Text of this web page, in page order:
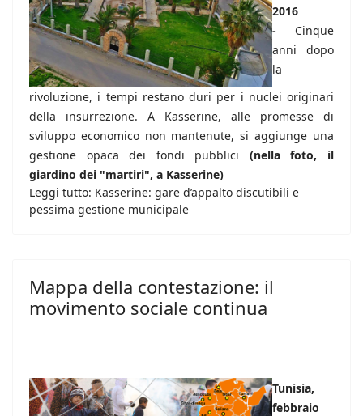
2016
- Cinque
anni dopo
la
rivoluzione, i tempi restano duri per i nuclei originari
della insurrezione. A Kasserine, alle promesse di
sviluppo economico non mantenute, si aggiunge una
gestione opaca dei fondi pubblici (nella foto, il
giardino dei "martiri", a Kasserine)
Leggi tutto: Kasserine: gare d’appalto discutibili e
pessima gestione municipale
Mappa della contestazione: il
movimento sociale continua
Tunisia,
febbraio